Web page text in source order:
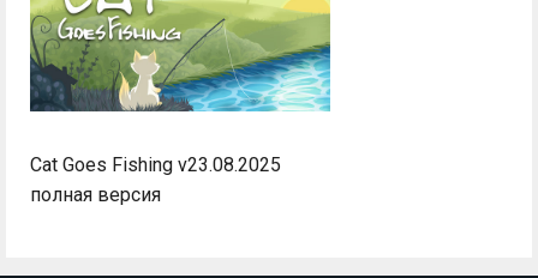
Cat Goes Fishing v23.08.2025
полная версия